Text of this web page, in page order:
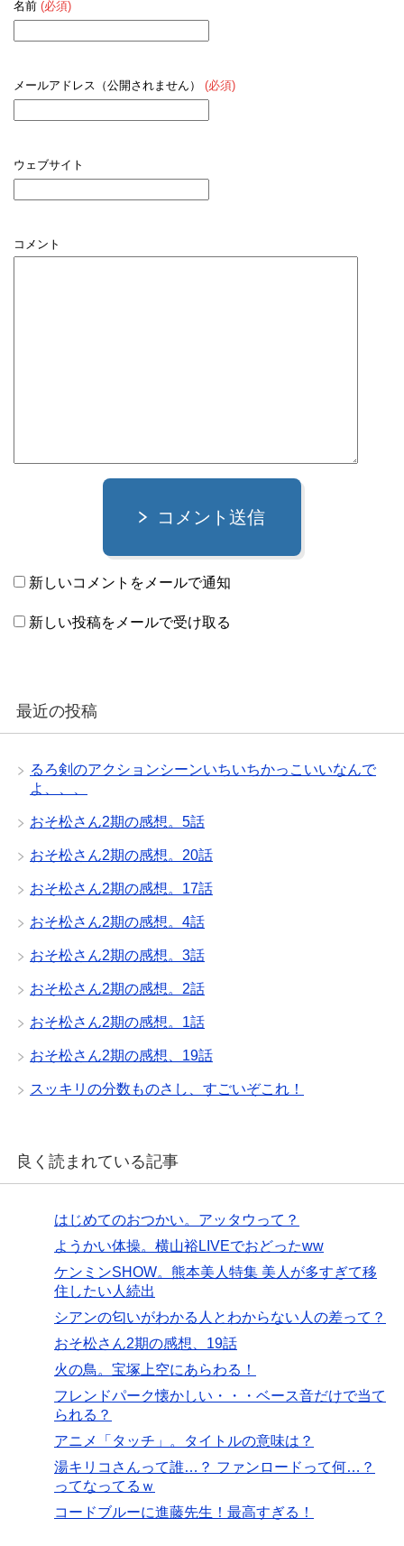
名前 (必須)
メールアドレス（公開されません） (必須)
ウェブサイト
コメント
コメント送信
新しいコメントをメールで通知
新しい投稿をメールで受け取る
最近の投稿
るろ剣のアクションシーンいちいちかっこいいなんで
よ、、、
おそ松さん2期の感想。5話
おそ松さん2期の感想。20話
おそ松さん2期の感想。17話
おそ松さん2期の感想。4話
おそ松さん2期の感想。3話
おそ松さん2期の感想。2話
おそ松さん2期の感想。1話
おそ松さん2期の感想、19話
スッキリの分数ものさし、すごいぞこれ！
良く読まれている記事
はじめてのおつかい。アッタウって？
ようかい体操。横山裕LIVEでおどったww
ケンミンSHOW。熊本美人特集 美人が多すぎて移
住したい人続出
シアンの匂いがわかる人とわからない人の差って？
おそ松さん2期の感想、19話
火の鳥。宝塚上空にあらわる！
フレンドパーク懐かしい・・・ベース音だけで当て
られる？
アニメ「タッチ」。タイトルの意味は？
湯キリコさんって誰…？ ファンロードって何…？
ってなってるｗ
コードブルーに進藤先生！最高すぎる！